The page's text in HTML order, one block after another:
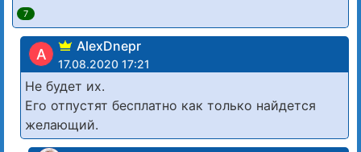
7
A AlexDnepr
17.08.2020 17:21
Не будет их.
Его отпустят бесплатно как только найдется
желающий.